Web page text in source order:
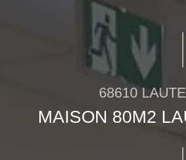
68610
MAISON 80M2